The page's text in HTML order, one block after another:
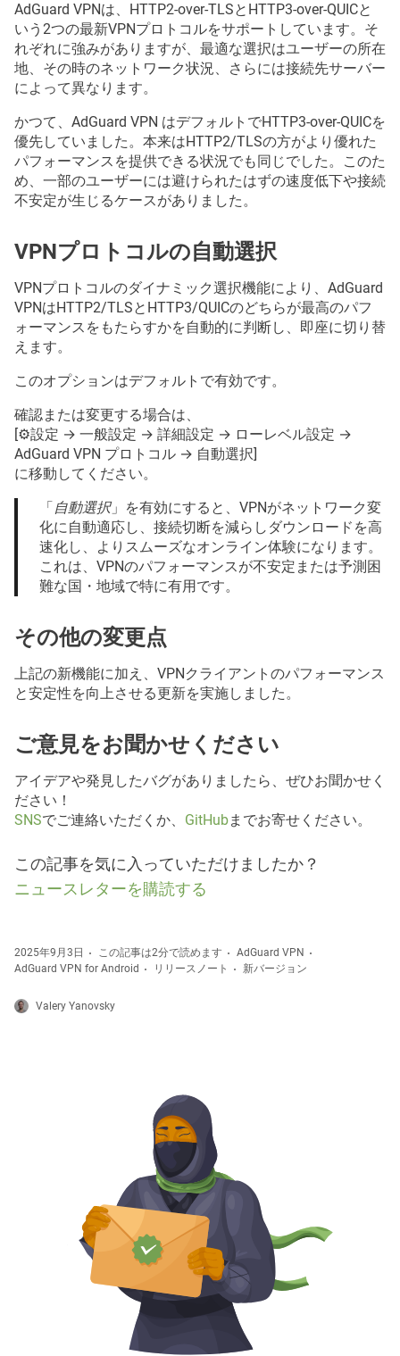
AdGuard VPNは、HTTP2-over-TLSとHTTP3-over-QUICと
いう2つの最新VPNプロトコルをサポートしています。そ
れぞれに強みがありますが、最適な選択はユーザーの所在
地、その時のネットワーク状況、さらには接続先サーバー
によって異なります。
かつて、AdGuard VPN はデフォルトでHTTP3-over-QUICを
優先していました。本来はHTTP2/TLSの方がより優れた
パフォーマンスを提供できる状況でも同じでした。このた
め、一部のユーザーには避けられたはずの速度低下や接続
不安定が生じるケースがありました。
VPNプロトコルの自動選択
VPNプロトコルのダイナミック選択機能により、AdGuard
VPNはHTTP2/TLSとHTTP3/QUICのどちらが最高のパフ
ォーマンスをもたらすかを自動的に判断し、即座に切り替
えます。
このオプションはデフォルトで有効です。
確認または変更する場合は、
[⚙️設定 → 一般設定 → 詳細設定 → ローレベル設定 →
AdGuard VPN プロトコル → 自動選択]
に移動してください。
「自動選択」を有効にすると、VPNがネットワーク変
化に自動適応し、接続切断を減らしダウンロードを高
速化し、よりスムーズなオンライン体験になります。
これは、VPNのパフォーマンスが不安定または予測困
難な国・地域で特に有用です。
その他の変更点
上記の新機能に加え、VPNクライアントのパフォーマンス
と安定性を向上させる更新を実施しました。
ご意見をお聞かせください
アイデアや発見したバグがありましたら、ぜひお聞かせく
ださい！
SNSでご連絡いただくか、 GitHubまでお寄せください。
この記事を気に入っていただけましたか？
ニュースレターを購読する
2025年9月3日 この記事は2分で読めます
AdGuard VPN
AdGuard VPN for Android
リリースノート 新バージョン
Valery Yanovsky